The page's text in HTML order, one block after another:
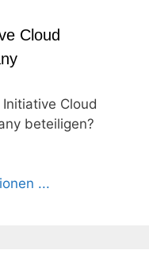
Cloud
Cloud
beteiligen?
...